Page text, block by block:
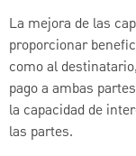
La mejora de las
proporcionar
como al
pago a ambas
la capacidad de
las partes.